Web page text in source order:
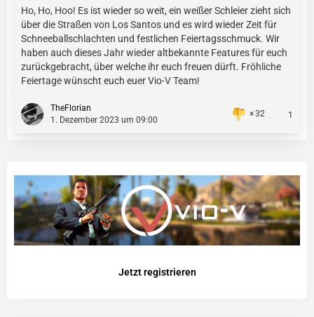
Ho, Ho, Hoo! Es ist wieder so weit, ein weißer Schleier zieht sich
über die Straßen von Los Santos und es wird wieder Zeit für
Schneeballschlachten und festlichen Feiertagsschmuck. Wir
haben auch dieses Jahr wieder altbekannte Features für euch
zurückgebracht, über welche ihr euch freuen dürft. Fröhliche
Feiertage wünscht euch euer Vio-V Team!
TheFlorian
1. Dezember 2023 um 09:00
32 1
Jetzt registrieren